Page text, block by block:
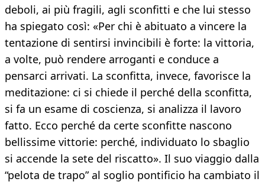
deboli, ai più fragili, agli sconfitti e che lui stesso
ha spiegato così: «Per chi è abituato a vincere la
tentazione di sentirsi invincibili è forte: la vittoria,
a volte, può rendere arroganti e conduce a
pensarci arrivati. La sconfitta, invece, favorisce la
meditazione: ci si chiede il perché della sconfitta,
si fa un esame di coscienza, si analizza il lavoro
fatto. Ecco perché da certe sconfitte nascono
bellissime vittorie: perché, individuato lo sbaglio
si accende la sete del riscatto». Il suo viaggio dalla
“pelota de trapo” al soglio pontificio ha cambiato il